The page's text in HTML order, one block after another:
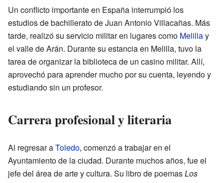
Un conflicto importante en España interrumpió los
estudios de bachillerato de Juan Antonio Villacañas. Más
tarde, realizó su servicio militar en lugares como Melillay
el valle de Arán. Durante su estancia en Melilla, tuvo la
tarea de organizar la biblioteca de un casino militar. Allí,
aprovechó para aprender mucho por su cuenta, leyendo y
estudiando sin un profesor.
Carrera profesional y literaria
Al regresar aToledo, comenzó a trabajar en el
Ayuntamiento de la ciudad. Durante muchos años, fue el
jefe del área de arte y cultura. Su libro de poemasLos